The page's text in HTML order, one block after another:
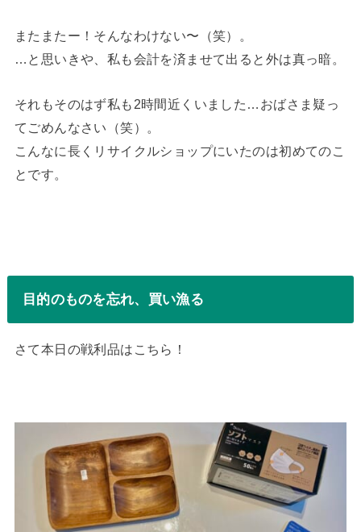
またまたー！そんなわけない〜（笑）。
…と思いきや、私も会計を済ませて出ると外は真っ暗。
それもそのはず私も2時間近くいました…おばさま疑っ
てごめんなさい（笑）。
こんなに長くリサイクルショップにいたのは初めてのこ
とです。
目的のものを忘れ、買い漁る
さて本日の戦利品はこちら！